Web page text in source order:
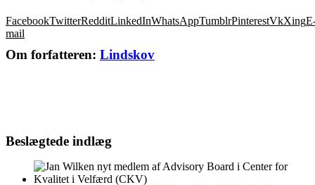
FacebookTwitterRedditLinkedInWhatsAppTumblrPinterestVkXing
mail
Om forfatteren: Lindskov
Beslægtede indlæg